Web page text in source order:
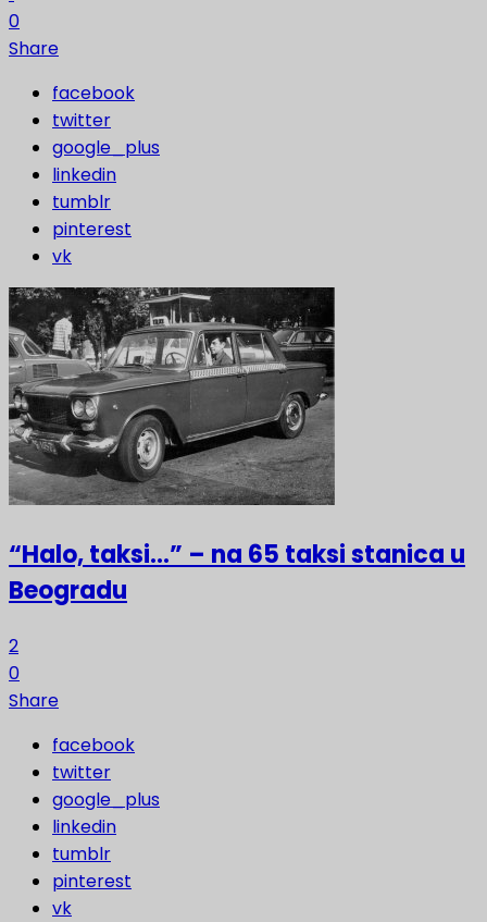
0
Share
facebook
twitter
google_plus
linkedin
tumblr
pinterest
vk
“Halo, taksi…” – na 65 taksi stanica u
Beogradu
2
0
Share
facebook
twitter
google_plus
linkedin
tumblr
pinterest
vk